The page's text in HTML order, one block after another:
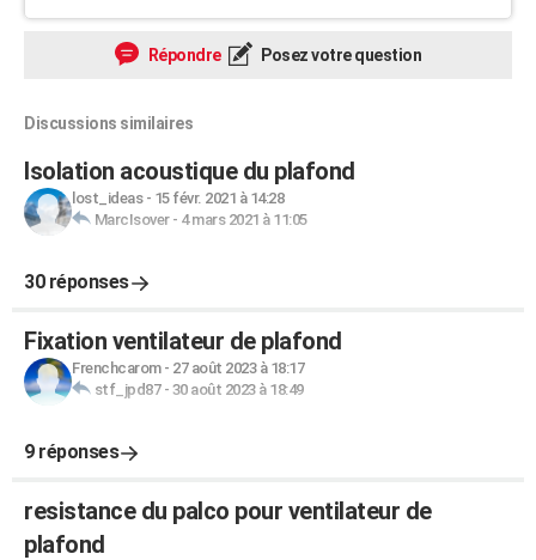
Répondre Posez votre question
Discussions similaires
Isolation acoustique du plafond
lost_ideas- 15 févr. 2021 à 14:28
MarcIsover- 4 mars 2021 à 11:05
30 réponses
Fixation ventilateur de plafond
Frenchcarom- 27 août 2023 à 18:17
stf_jpd87- 30 août 2023 à 18:49
9 réponses
resistance du palco pour ventilateur de
plafond